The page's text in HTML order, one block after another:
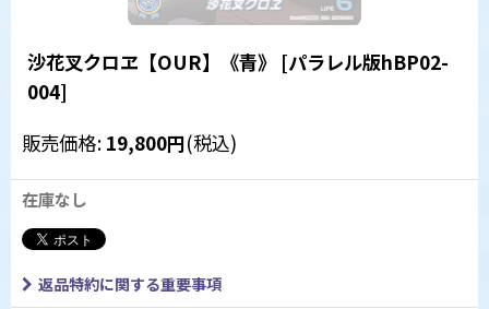
沙花叉クロヱ【OUR】《青》 [パラレル版hBP02-
004]
販売価格: 19,800円(税込)
在庫なし
返品特約に関する重要事項